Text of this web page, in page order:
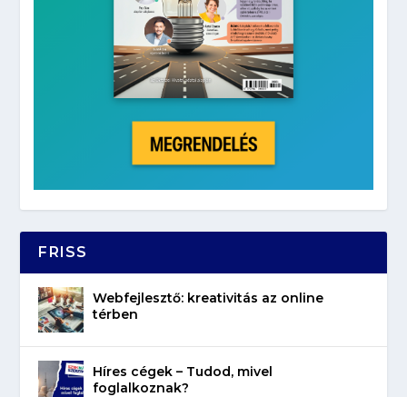
FRISS
Webfejlesztő: kreativitás az online
térben
Híres cégek – Tudod, mivel
foglalkoznak?